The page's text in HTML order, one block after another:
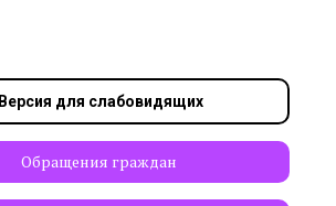
Версия для слабовидящих
Обращения граждан